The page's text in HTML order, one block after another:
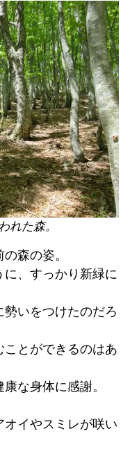
れた森。
森の姿。
、すっかり新緑に
いをつけたのだろ
ことができるのはあ
な身体に感謝。
イやスミレが咲い